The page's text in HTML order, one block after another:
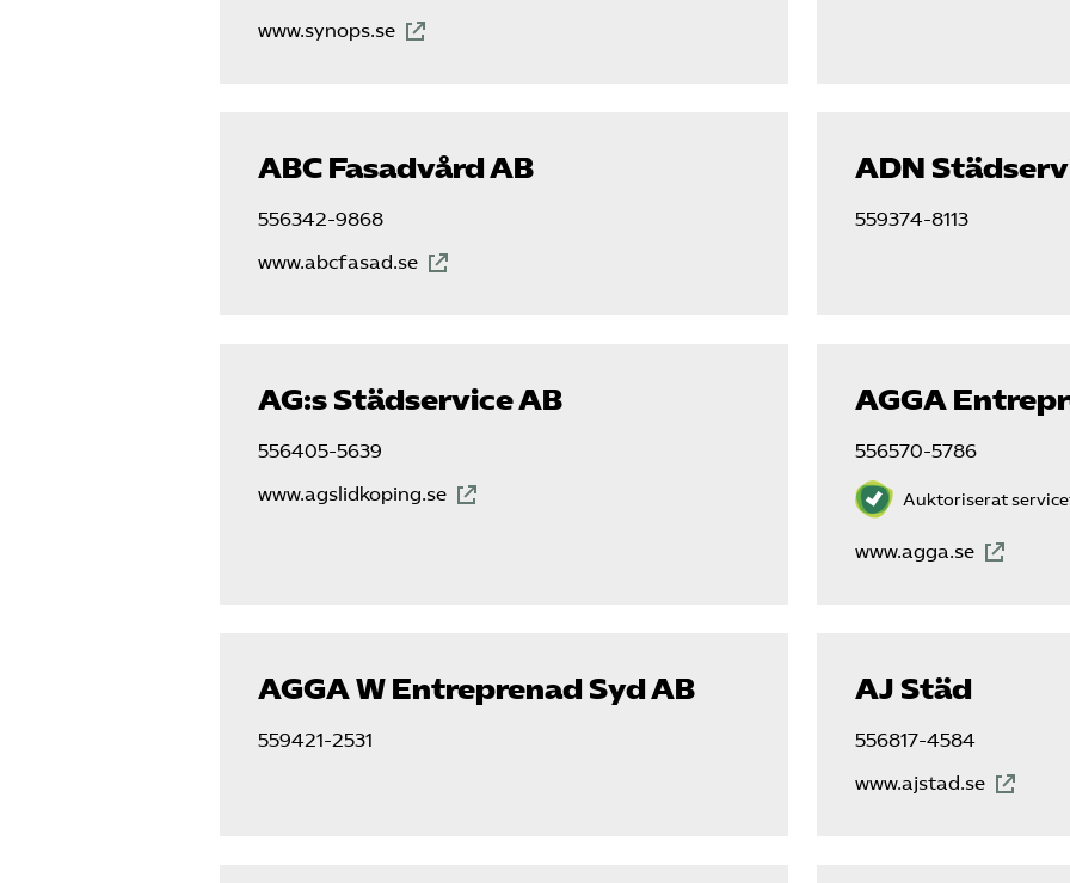
www.synops.se
ABC Fasadvård AB
556342-9868
www.abcfasad.se
ADN
559374-8113
AG:s Städservice AB
556405-5639
www.agslidkoping.se
AGGA
556570-5786
Auktoriserat
www.agga.se
AGGA W Entreprenad Syd AB
559421-2531
AJ Städ
556817-4584
www.ajstad.se